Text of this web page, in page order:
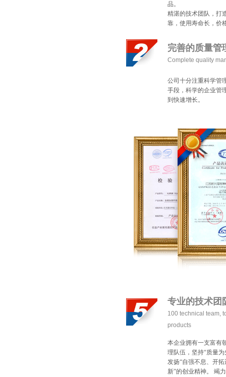
品。
精湛的技术团队，打
靠，使用寿命长，价
完善的质量管
公司十分注重科学管
手段，科学的企业管
到快速增长。
专业的技术团
products
本企业拥有一支富有
理队伍，坚持“质量
发扬“自强不息、开
新”的创业精神。竭